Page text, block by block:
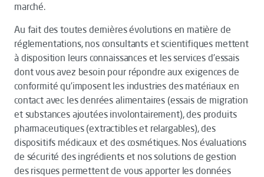
marché.
Au fait des toutes dernières évolutions en matière de
réglementations, nos consultants et scientifiques mettent
à disposition leurs connaissances et les services d’essais
dont vous avez besoin pour répondre aux exigences de
conformité qu’imposent les industries des matériaux en
contact avec les denrées alimentaires (essais de migration
et substances ajoutées involontairement), des produits
pharmaceutiques (extractibles et relargables), des
dispositifs médicaux et des cosmétiques. Nos évaluations
de sécurité des ingrédients et nos solutions de gestion
des risques permettent de vous apporter les données